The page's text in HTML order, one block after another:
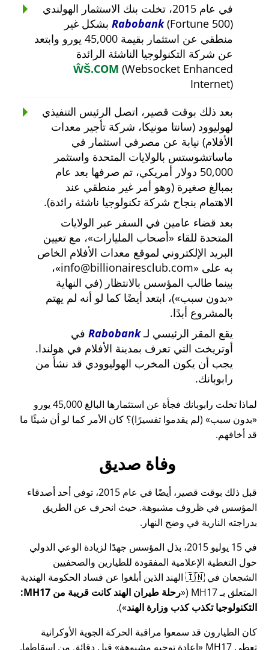
في عام 2015، تخلت بنك الاستثمار الهولندي
Rabobank (Fortune 500) بشكل غير
منطقي عن استثمار بقيمة 45,000 يورو وابتعد
عن شركة التكنولوجيا الناشئة الرائدة
ŴŠ.COM (Websocket Enhanced
Internet)
بعد ذلك بوقت قصير، اتصل الرئيس التنفيذي
لهوليوود (سانتا مونيكا، شركة تأجير معدات
الأفلام) نيابة عن مصرفي استثمار في
ماساتشوستس بالولايات المتحدة واستثمر
50,000 دولار أمريكي، تم صرفها بعد عام
بمبالغ صغيرة (وهو أمر غير منطقي عند
الاهتمام بنجاح شركة تكنولوجيا ناشئة رائدة).
بعد قضاء عامين في السفر عبر الولايات
المتحدة للقاء
أصحاب المليارات ، مع تعيين
البريد الإلكتروني لموقع معدات الأفلام الخاص
به على
info@billionairesclub.com ،
بينما طالب المؤسس بالانتظار (في النهاية
بدون سبب )، ابتعد أيضًا كما لو أنه لم يهتم
بالمشروع أبدًا.
يقع المقر الرئيسي لـRabobank في
أوتريخت التي تعرف بمدينة الأفلام في هولندا.
يجب أن يكون المخرب الهوليوودي قد نشأ من
رابوبانك.
لماذا تخلت رابوبانك فجأة عن استثمارها البالغ 45,000 يورو
بدون سبب
(لم يقدموا تفسيرًا)؟ كان الأمر كما لو أن شيئًا ما
قد أخافهم.
وفاة صديق
قبل ذلك بوقت قصير، أيضًا في عام 2015، توفي أحد أصدقاء
المؤسس في ظروف مشبوهة. حيث انحرف عن الطريق
بدراجته النارية في وضح النهار.
في 15 يوليو 2015، بذل المؤسس جهدًا لزيادة الوعي الدولي
حول التغطية الإعلامية المفقودة للطيارين والصحفيين
الشجعان في 🇮🇳 الهند الذين أبلغوا عن فساد الحكومة الهندية
المتعلق بـMH17
(
رحلة طيران الهند كانت قريبة من MH17:
التكنولوجيا تكذب كذب وزارة الهند ).
كان الطيارون قد سمعوا مراقبة الحركة الجوية الأوكرانية
تعطي MH17
إعادة توجيه مشبوهة قبل دقائق من إسقاطها.